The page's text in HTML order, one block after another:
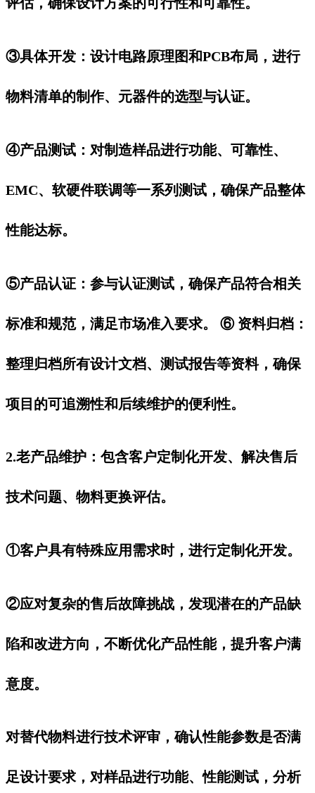
③具体开发：设计电路原理图和PCB布局，进行
物料清单的制作、元器件的选型与认证。
④产品测试：对制造样品进行功能、可靠性、
EMC、软硬件联调等一系列测试，确保产品整体
性能达标。
⑤产品认证：参与认证测试，确保产品符合相关
标准和规范，满足市场准入要求。 ⑥ 资料归档：
整理归档所有设计文档、测试报告等资料，确保
项目的可追溯性和后续维护的便利性。‌
2.老产品维护：包含客户定制化开发、解决售后
技术问题、物料更换评估。
①客户具有特殊应用需求时，进行定制化开发。
②应对复杂的售后故障挑战，发现潜在的产品缺
陷和改进方向，不断优化产品性能，提升客户满
意度。
对替代物料进行技术评审，确认性能参数是否满
足设计要求，对样品进行功能、性能测试，分析